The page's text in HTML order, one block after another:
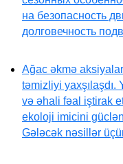
на безопасность
долговечность
Ağac əkmə
təmizliyi yaxşılaşdı.
və əhali fəal iştirak
ekoloji imicini
Gələcək nəsillər